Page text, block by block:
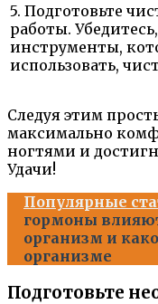
5. Подготовьте
работы.
инструменты,
использовать,
Следуя этим
максимально
ногтями и
Удачи!
Популярные
гормоны
организм и
организме
Подготовьте